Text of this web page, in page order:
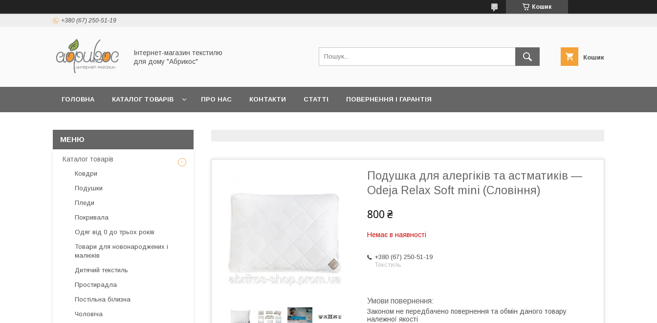
Кошик
+380 (67) 250-51-19
Інтернет-магазин текстилю
для дому "Абрикос"
Кошик
ГОЛОВНА КАТАЛОГ ТОВАРІВ ПРО НАС КОНТАКТИ СТАТТІ ПОВЕРНЕННЯ І ГАРАНТІЯ
Подушка для алергіків та астматиків —
Odeja Relax Soft mini (Словіння)
800 ₴
Немає в наявності
+380 (67) 250-51-19
Текстиль
Законом не передбачено повернення та обмін даного товару
належної якості
Каталог товарів
Ковдри
Подушки
Пледи
Покривала
Одяг від 0 до трьох років
Товари для новонароджених і
малюків
Дитячий текстиль
Простирадла
Постільна білизна
Чоловіча